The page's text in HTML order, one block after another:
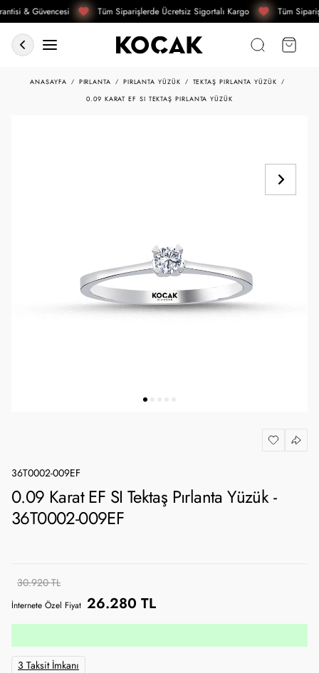
& Güvencesi Tüm Siparişlerde Ücretsiz Sigortalı Kargo Tüm
ANASAYFA PIRLANTA PIRLANTA YÜZÜK
TEKTAŞ PIRLANTA YÜZÜK
0.09 KARAT EF SI TEKTAŞ PIRLANTA YÜZÜK
36T0002-009EF
0.09 Karat EF SI Tektaş Pırlanta Yüzük -
36T0002-009EF
30.920 TL
İnternete Özel Fiyat 26.280 TL
3 Taksit İmkanı